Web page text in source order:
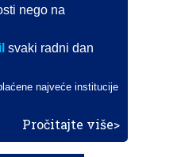
nego na
svaki radni dan
najveće institucije
Pročitajte više>